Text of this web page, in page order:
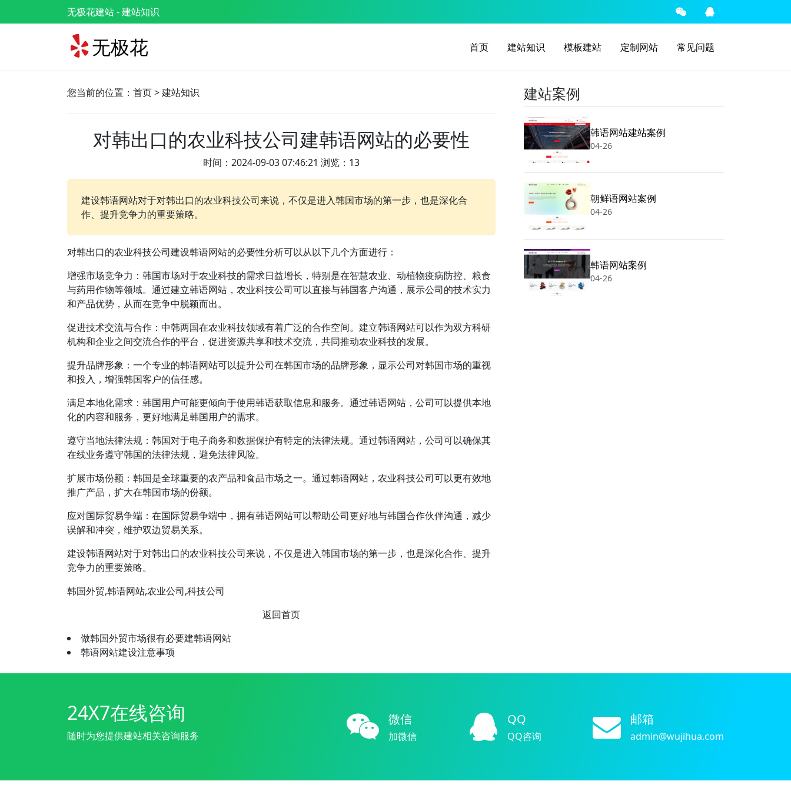
无极花建站- 建站知识
无极花 首页 建站知识 模板建站 定制网站 常见问题
您当前的位置： 首页>建站知识
对韩出口的农业科技公司建韩语网站的必要性
时间：2024-09-03 07:46:21 浏览：13
建设韩语网站对于对韩出口的农业科技公司来说，不仅是进入韩国市场的第一步，也是深化合
作、提升竞争力的重要策略。
对韩出口的农业科技公司建设韩语网站的必要性分析可以从以下几个方面进行：
增强市场竞争力：韩国市场对于农业科技的需求日益增长，特别是在智慧农业、动植物疫病防控、粮食
与药用作物等领域。通过建立韩语网站，农业科技公司可以直接与韩国客户沟通，展示公司的技术实力
和产品优势，从而在竞争中脱颖而出。
促进技术交流与合作：中韩两国在农业科技领域有着广泛的合作空间。建立韩语网站可以作为双方科研
机构和企业之间交流合作的平台，促进资源共享和技术交流，共同推动农业科技的发展。
提升品牌形象：一个专业的韩语网站可以提升公司在韩国市场的品牌形象，显示公司对韩国市场的重视
和投入，增强韩国客户的信任感。
满足本地化需求：韩国用户可能更倾向于使用韩语获取信息和服务。通过韩语网站，公司可以提供本地
化的内容和服务，更好地满足韩国用户的需求。
遵守当地法律法规：韩国对于电子商务和数据保护有特定的法律法规。通过韩语网站，公司可以确保其
在线业务遵守韩国的法律法规，避免法律风险。
扩展市场份额：韩国是全球重要的农产品和食品市场之一。通过韩语网站，农业科技公司可以更有效地
推广产品，扩大在韩国市场的份额。
应对国际贸易争端：在国际贸易争端中，拥有韩语网站可以帮助公司更好地与韩国合作伙伴沟通，减少
误解和冲突，维护双边贸易关系。
建设韩语网站对于对韩出口的农业科技公司来说，不仅是进入韩国市场的第一步，也是深化合作、提升
竞争力的重要策略。
韩国外贸,韩语网站,农业公司,科技公司
返回首页
做韩国外贸市场很有必要建韩语网站
韩语网站建设注意事项
建站案例
韩语网站建站案例
04-26
朝鲜语网站案例
04-26
韩语网站案例
04-26
24X7在线咨询
随时为您提供建站相关咨询服务
微信
加微信
QQ
QQ咨询
邮箱
admin@wujihua.com